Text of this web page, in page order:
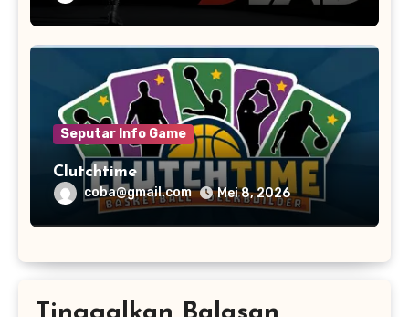
Seputar Info Game
Clutchtime
coba@gmail.com Mei 8, 2026